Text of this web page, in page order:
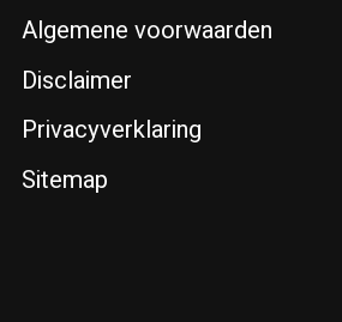
Algemene voorwaarden
Disclaimer
Privacyverklaring
Sitemap